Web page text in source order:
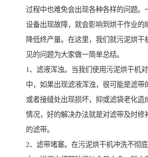
过程中也难免会出现各种各样的问题。
设备出现故障，就会影响到烘干作业的
降低终产量。在这里，我们就污泥烘干
见的问题为大家做一简单总结。
1、滤液浑浊。当我们使用污泥烘干机
中，如果出现滤液浑浊，很可能是滤带
或者接缝处出现损坏，抑或滤袋老化造
情况，好的解决办法就是对滤带及时修
的滤带。
2、滤带堵塞。在污泥烘干机冲洗不彻